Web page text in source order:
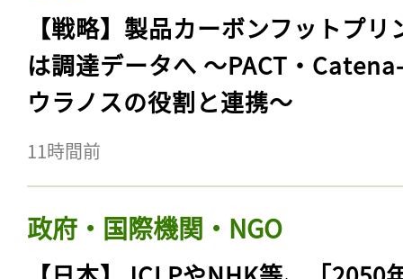
【戦略】製品カーボンフットプリ
は調達データへ 〜PACT・
ウラノスの役割と連携〜
11時間前
政府・国際機関・NGO